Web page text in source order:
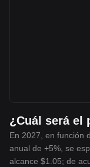
¿Cuál será el
En 2027, en función
anual de +5%, se
alcance $1.05; de